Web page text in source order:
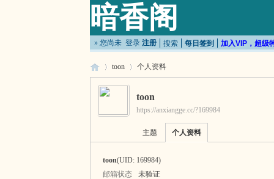
暗香阁
» 您尚未 登录 注册 搜索 每日签到 加入VIP，超级
›
toon
›
个人资料
toon
https://anxiangge.cc/?169984
主题 个人资料
toon(UID: 169984)
邮箱状态
未验证